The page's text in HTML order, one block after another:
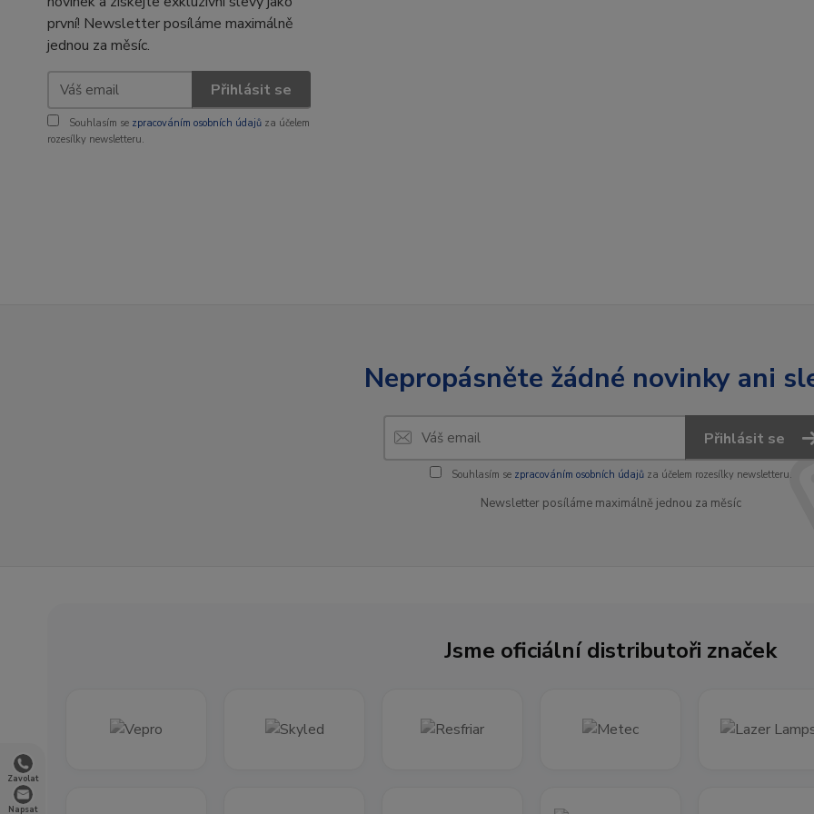
Zavolat
Napsat
první! Newsletter posíláme maximálně
jednou za měsíc.
Přihlásit se
Souhlasím se zpracováním osobních údajů za účelem
rozesílky newsletteru.
Nepropásněte žádné novinky ani
Přihlásit se
Souhlasím se zpracováním osobních údajůza účelem rozesílky newsletteru.
Newsletter posíláme maximálně jednou za měsíc
Jsme oficiální distributoři značek